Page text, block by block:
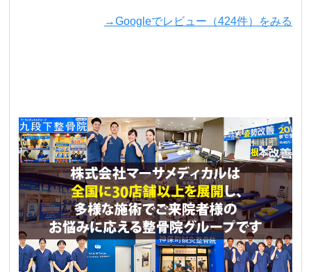
2 か月前
肩こりからくる頭痛の改善のために治療を受け
はじめました。
1回でかなり効果を感じ、通っているうちに頭痛
はかなり軽減されました。
今では猫背矯正と骨盤矯正を受けながら根本治
療をしてもらっています。まだまだ始めたばか
りですが既に効果も見え始めていてかなり期待
できます。
→Googleでレビュー（424件）をみる